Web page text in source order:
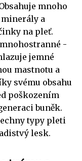
mnoho
a
na pleť.
-
jemné
mastnotu a
svému obsahu
poškozením
buněk.
typy pleti
lesk.